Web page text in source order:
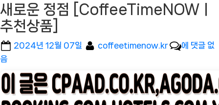
새로운 정점 [CoffeeTimeNOWㅣ
추천상품]
Posted
2024년 12월 07일 By
coffeetimenow.kr
[커
타
임
나
에 댓글 없
음